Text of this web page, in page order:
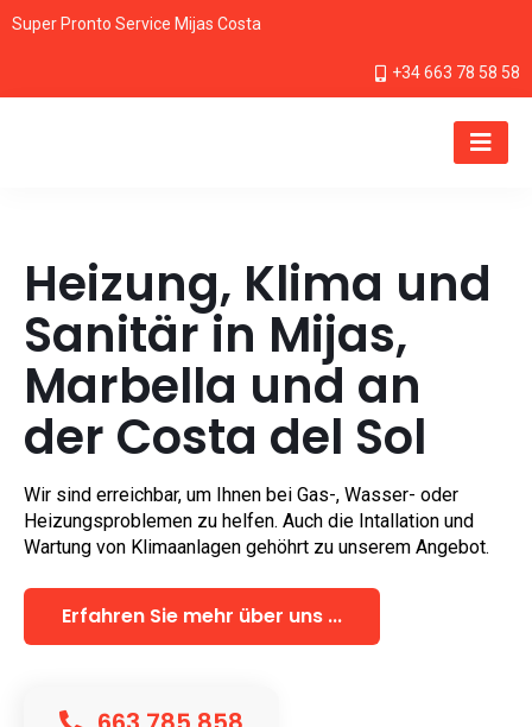
Super Pronto Service Mijas Costa
+34 663 78 58 58
Heizung, Klima und
Sanitär in Mijas,
Marbella und an
der Costa del Sol
Wir sind erreichbar, um Ihnen bei Gas-, Wasser- oder
Heizungsproblemen zu helfen. Auch die Intallation und
Wartung von Klimaanlagen gehöhrt zu unserem Angebot.
Erfahren Sie mehr über uns ...